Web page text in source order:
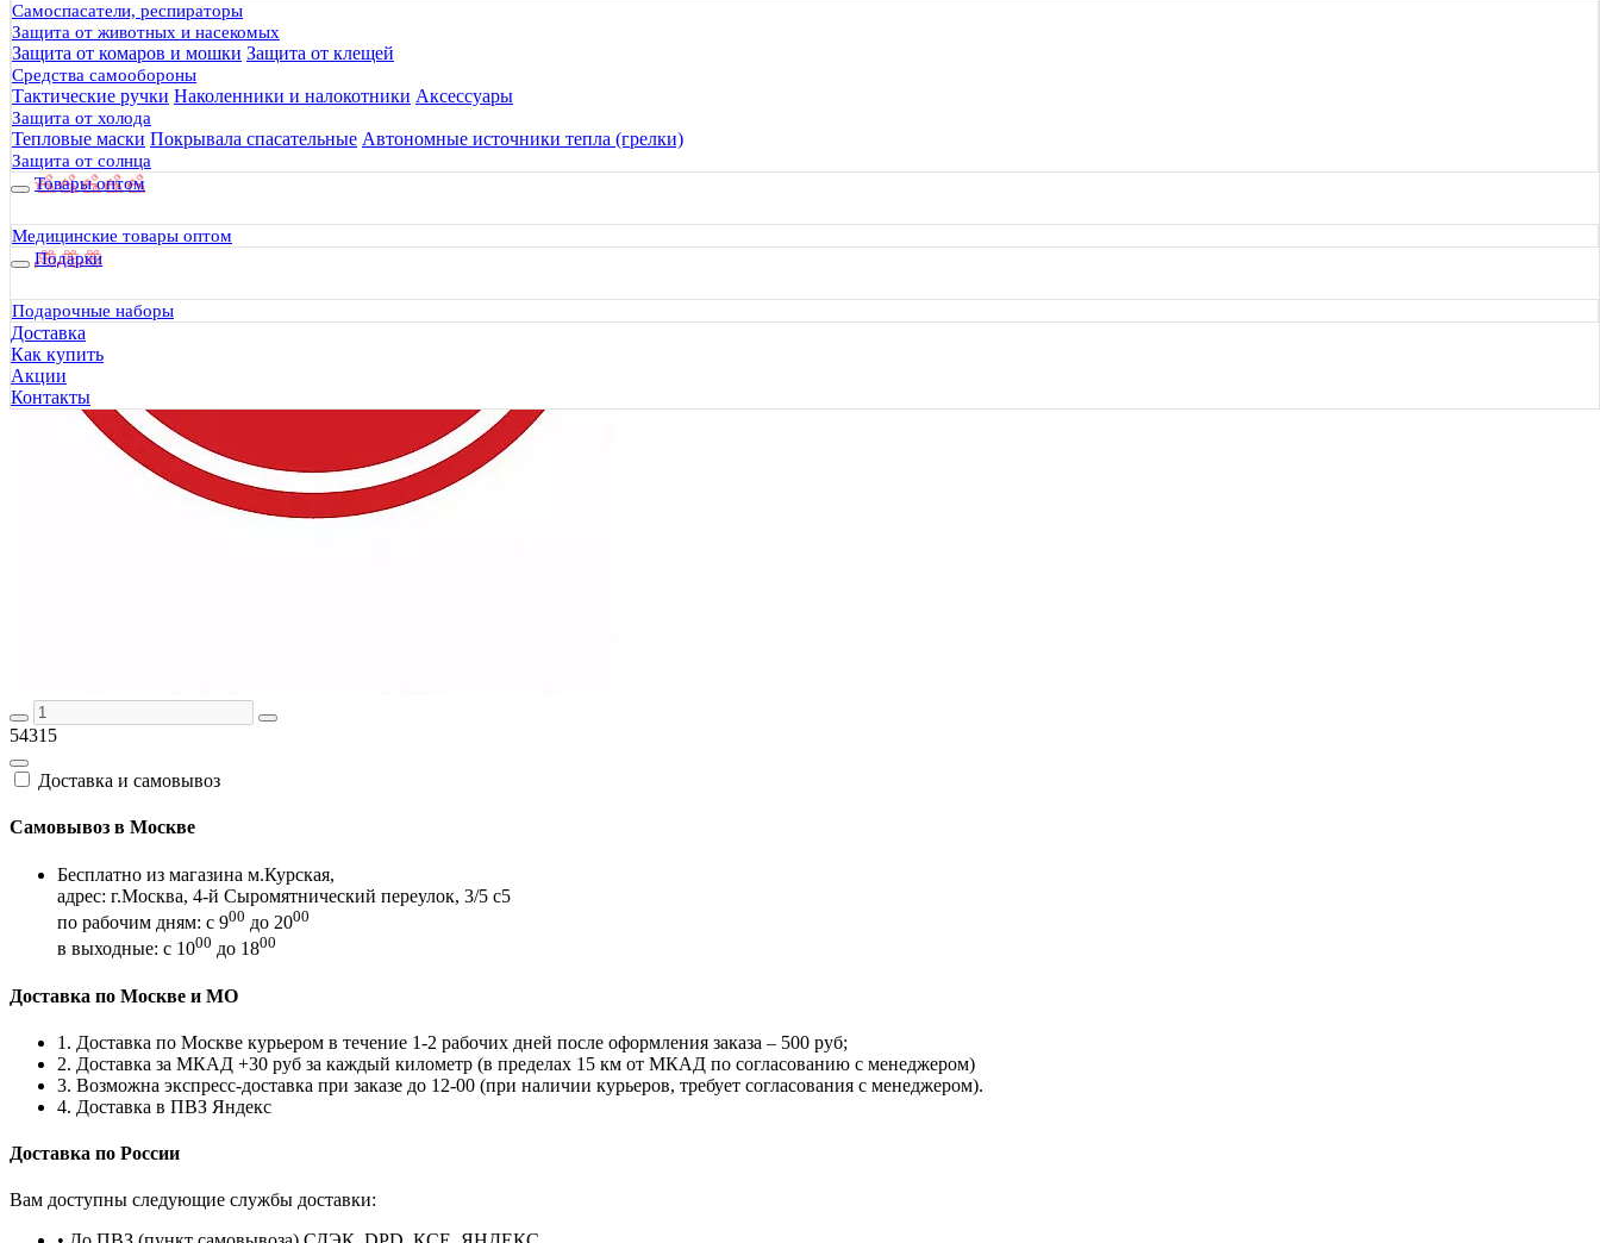
Самоспасатели, респираторы
Защита от животных и насекомых
Защита от комаров и мошки Защита от клещей
Средства самообороны
Тактические ручки Наколенники и налокотники Аксессуары
Защита от холода
Тепловые маски Покрывала спасательные Автономные источники тепла (грелки)
Защита от солнца
Товары оптом
Медицинские товары оптом
Подарки
Подарочные наборы
Доставка
Как купить
Акции
Контакты
54315
Доставка и самовывоз
Самовывоз в Москве
Бесплатно из магазина м.Курская,
адрес: г.Москва, 4-й Сыромятнический переулок, 3/5 с5
по рабочим дням: с 900 до 2000
в выходные: с 1000 до 1800
Доставка по Москве и МО
1. Доставка по Москве курьером в течение 1-2 рабочих дней после оформления заказа – 500 руб;
2. Доставка за МКАД +30 руб за каждый километр (в пределах 15 км от МКАД по согласованию с менеджером)
3. Возможна экспресс-доставка при заказе до 12-00 (при наличии курьеров, требует согласования с менеджером).
4. Доставка в ПВЗ Яндекс
Доставка по России
Вам доступны следующие службы доставки: